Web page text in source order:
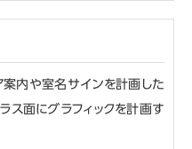
内や室名サインを計画した
ス面にグラフィックを計画す